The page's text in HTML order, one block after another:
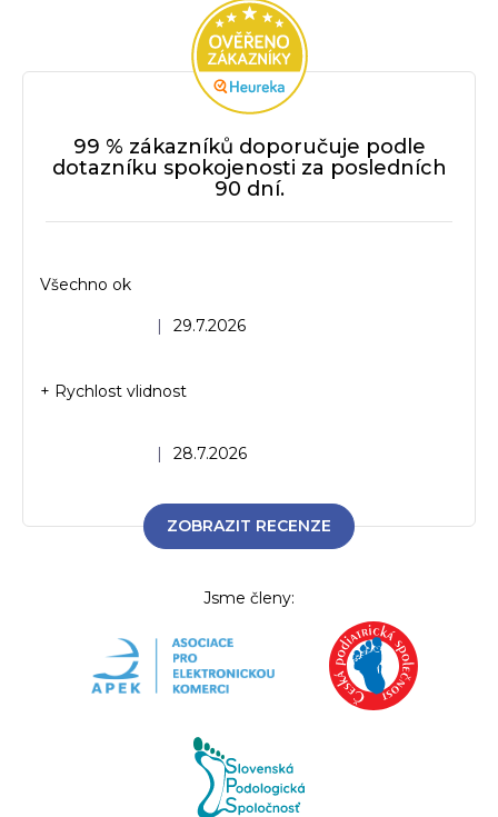
99 % zákazníků doporučuje podle
dotazníku spokojenosti za posledních
90 dní.
Hodnocení obchodu je 5 z 5 hvězdiček.
| 29.7.2026
Všechno ok
Hodnocení obchodu je 5 z 5 hvězdiček.
| 28.7.2026
+ Rychlost vlidnost
ZOBRAZIT RECENZE
Jsme členy: